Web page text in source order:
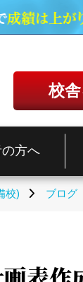
校
方へ
校) ブログ